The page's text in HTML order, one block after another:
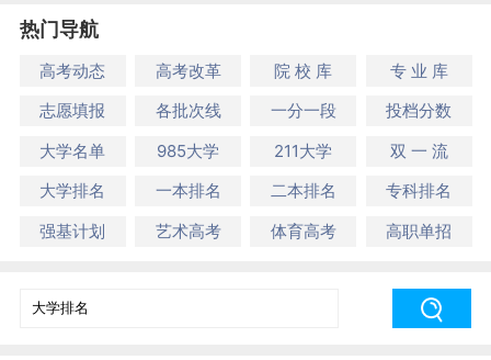
热门导航
高考动态 高考改革 院 校 库
专 业 库
志愿填报
各批次线 一分一段
投档分数
大学名单
985大学 211大学
双 一 流
大学排名
一本排名 二本排名
专科排名
强基计划
艺术高考 体育高考 高职单招